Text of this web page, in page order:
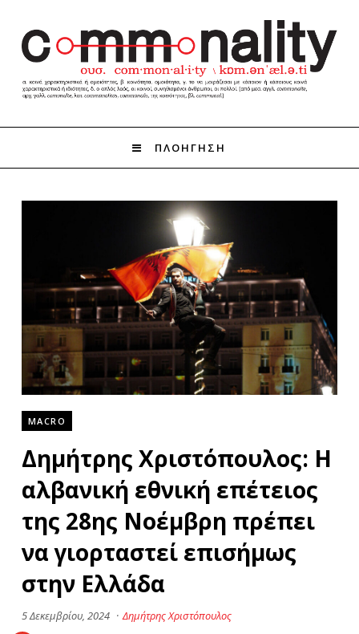
ΠΛΟΗΓΗΣΗ
MACRO
Δημήτρης Χριστόπουλος: Η
αλβανική εθνική επέτειος
της 28ης Νοέμβρη πρέπει
να γιορταστεί επισήμως
στην Ελλάδα
5 Δεκεμβρίου, 2024 · Δημήτρης Χριστόπουλος